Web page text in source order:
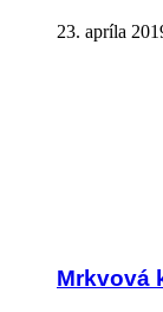
23. apríla
Mrkvová